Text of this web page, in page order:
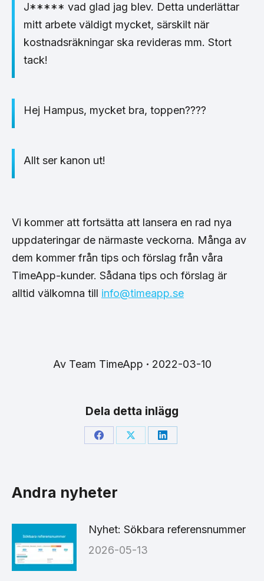
J***** vad glad jag blev. Detta underlättar
mitt arbete väldigt mycket, särskilt när
kostnadsräkningar ska revideras mm. Stort
tack!
Hej Hampus, mycket bra, toppen????
Allt ser kanon ut!
Vi kommer att fortsätta att lansera en rad nya
uppdateringar de närmaste veckorna. Många av
dem kommer från tips och förslag från våra
TimeApp-kunder. Sådana tips och förslag är
alltid välkomna till info@timeapp.se
Av Team TimeApp 2022-03-10
Dela detta inlägg
Share Share Share
Andra nyheter
Nyhet: Sökbara referensnummer
2026-05-13